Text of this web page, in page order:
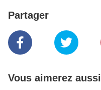
Partager
Vous aimerez aussi